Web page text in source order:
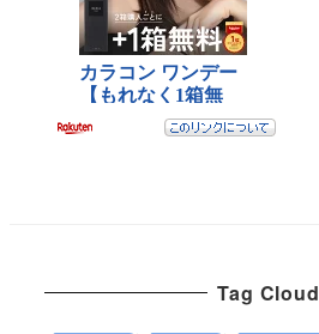
Tag Cloud